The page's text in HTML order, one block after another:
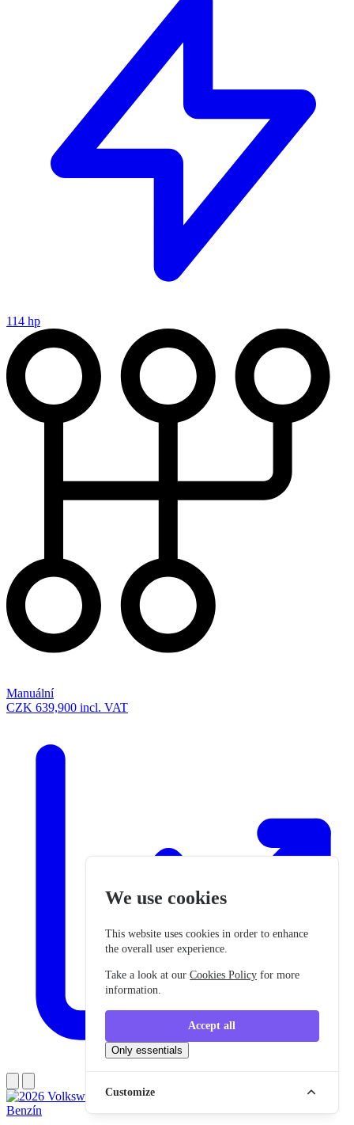
We use cookies
This website uses cookies in order to enhance
the overall user experience.
Take a look at ourCookies Policy for more
information.
Accept all
Only essentials
Customize
114 hp
Manuální
CZK 639,900 incl. VAT
Benzín